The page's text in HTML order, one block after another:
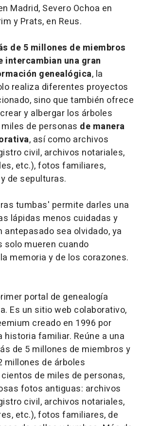
Madrid, Severo Ochoa en
y Prats, en Reus.
de 5 millones de miembros
intercambian una gran
genealógica, la
realiza diferentes proyectos
sino que también ofrece
y albergar los árboles
de personas de manera
, así como archivos
civil, archivos notariales,
etc.), fotos familiares,
de sepulturas.
tumbas' permite darles una
lápidas menos cuidadas y
antepasado sea olvidado, ya
solo mueren cuando
memoria y de los corazones.
portal de genealogía
Es un sitio web colaborativo,
creado en 1996 por
familiar. Reúne a una
de 5 millones de miembros y
millones de árboles
de miles de personas,
fotos antiguas: archivos
civil, archivos notariales,
etc.), fotos familiares, de